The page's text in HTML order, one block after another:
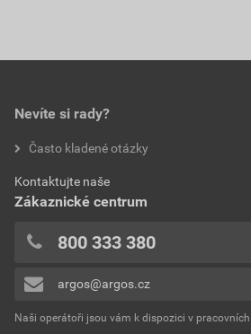
Nevíte si rady?
Často kladené otázky
Kontaktujte naše
Zákaznické centrum
800 333 380
argos@argos.cz
Naši operátoři jsou vám k dispozici v